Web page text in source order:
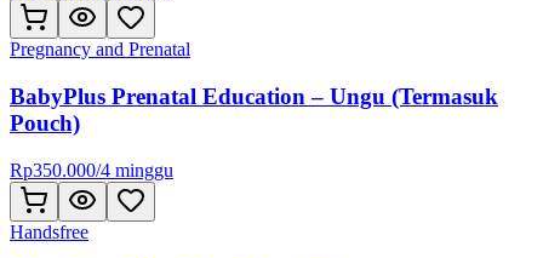
Pregnancy and Prenatal
BabyPlus Prenatal Education – Ungu (Termasuk
Pouch)
Rp350.000/4 minggu
Handsfree